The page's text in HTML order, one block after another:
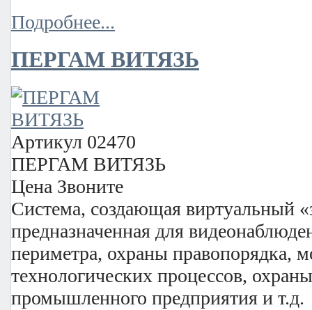
Подробнее...
ПЕРГАМ ВИТЯЗЬ
Артикул 02470
ПЕРГАМ ВИТЯЗЬ
Цена Звоните
Система, создающая виртуальный
предназначенная для
периметра, охраны правопорядка,
технологических процессов,
промышленного предприятия и т.д.